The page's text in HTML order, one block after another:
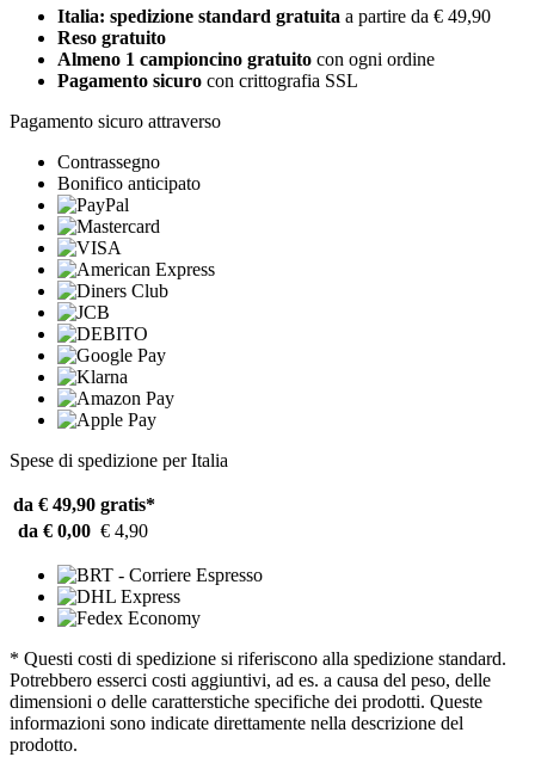
Italia: spedizione standard gratuita a partire da € 49,90
Reso gratuito
Almeno 1 campioncino gratuito con ogni ordine
Pagamento sicuro con crittografia SSL
Pagamento sicuro attraverso
Contrassegno
Bonifico anticipato
Spese di spedizione per Italia
da € 49,90 gratis*
da € 0,00 € 4,90
* Questi costi di spedizione si riferiscono alla spedizione standard.
Potrebbero esserci costi aggiuntivi, ad es. a causa del peso, delle
dimensioni o delle caratterstiche specifiche dei prodotti. Queste
informazioni sono indicate direttamente nella descrizione del
prodotto.